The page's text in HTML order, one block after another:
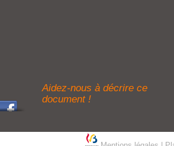
Aidez-nous à décrire ce
document !